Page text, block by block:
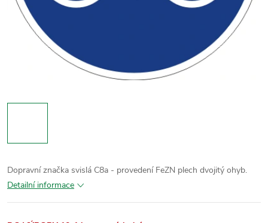
Dopravní značka svislá C8a - provedení FeZN plech dvojitý ohyb.
Detailní informace